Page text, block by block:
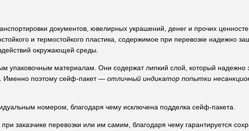
документов, ювелирных украшений, денег и прочих
и термостойкого пластика, содержимое при перевозке надежно
окружающей среды.
упаковочным материалам. Они содержат липкий слой, который надежно
Именно поэтому сейф-пакет — отличный индикатор попытки
номером, благодаря чему исключена подделка сейф-пакета.
заказчике перевозки или им самим, благодаря чему гарантируется